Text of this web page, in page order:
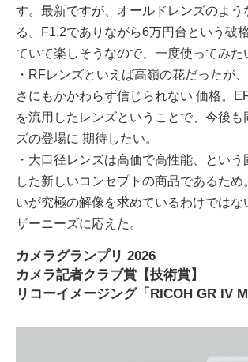
す。最新ですが、オールドレンズのよう
る。F1.2でありながら6万円台という破
ていて楽しそうなので、⼀度使ってみた
・RFレンズといえば⾼嶺の花だったが
さにもかかわらず信じられない 価格。
を流⽤したレンズということで、今後も
ズの登場に 期待したい。
・⼤⼝径レンズは⾼価で⾼性能、とい
した新しいコンセプトの商品であるため
いが究極の解像を求めているわけではな
ザーニーズに応えた。
カメラグランプリ 2026
カメラ記者クラブ賞【技術賞】
リコーイメージング「RICOH GR IV